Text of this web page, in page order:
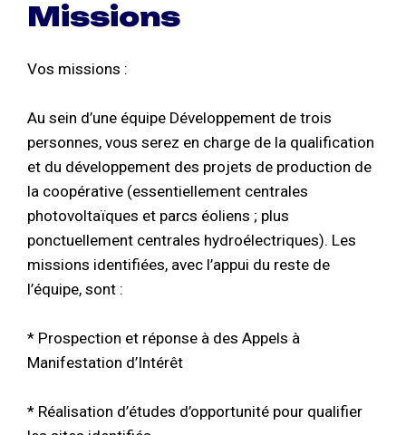
Missions
Vos missions :
Au sein d’une équipe Développement de trois
personnes, vous serez en charge de la qualification
et du développement des projets de production de
la coopérative (essentiellement centrales
photovoltaïques et parcs éoliens ; plus
ponctuellement centrales hydroélectriques). Les
missions identifiées, avec l’appui du reste de
l’équipe, sont :
* Prospection et réponse à des Appels à
Manifestation d’Intérêt
* Réalisation d’études d’opportunité pour qualifier